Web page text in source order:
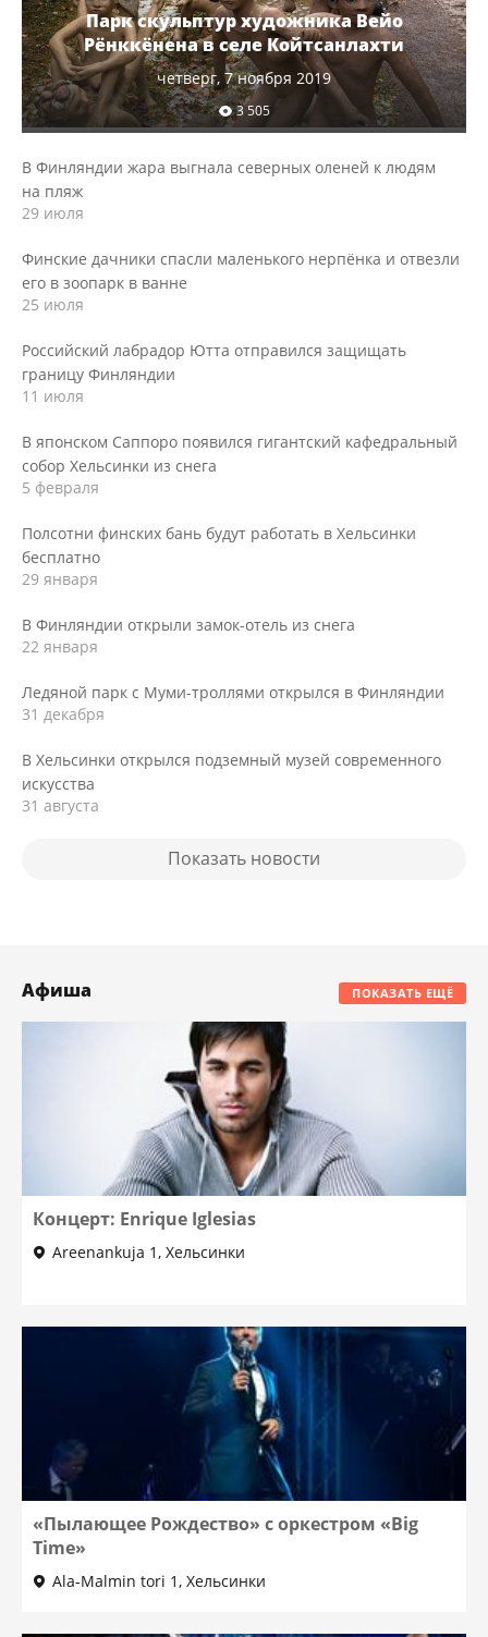
Парк скульптур художника Вейо
Рёнккёнена в селе Койтсанлахти
четверг, 7 ноября 2019
3 505
В Финляндии жара выгнала северных оленей к людям
на пляж
29 июля
Финские дачники спасли маленького нерпёнка и отвезли
его в зоопарк в ванне
25 июля
Российский лабрадор Ютта отправился защищать
границу Финляндии
11 июля
В японском Саппоро появился гигантский кафедральный
собор Хельсинки из снега
5 февраля
Полсотни финских бань будут работать в Хельсинки
бесплатно
29 января
В Финляндии открыли замок-отель из снега
22 января
Ледяной парк с Муми-троллями открылся в Финляндии
31 декабря
В Хельсинки открылся подземный музей современного
искусства
31 августа
Показать новости
Афиша ПОКАЗАТЬ ЕЩЁ
Концерт: Enrique Iglesias
Areenankuja 1, Хельсинки
«Пылающее Рождество» c оркестром «Big
Time»
Ala-Malmin tori 1, Хельсинки